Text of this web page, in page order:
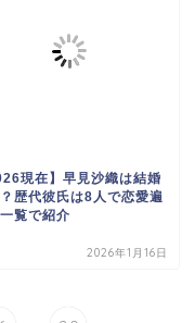
現在】早見沙織は結婚
歴代彼氏は8人で恋愛遍
覧で紹介
2026年1月16日